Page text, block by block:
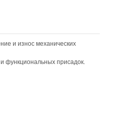
и износ механических
функциональных присадок.